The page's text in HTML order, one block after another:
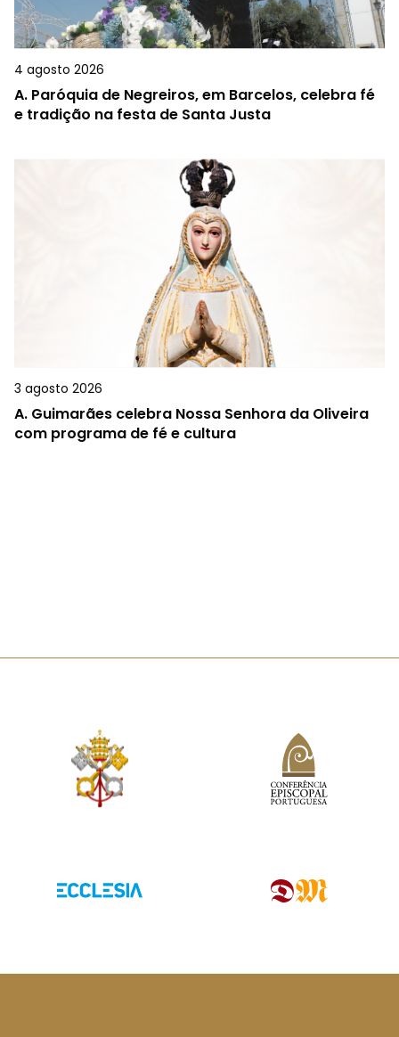
4 agosto 2026
A. Paróquia de Negreiros, em Barcelos, celebra fé
e tradição na festa de Santa Justa
3 agosto 2026
A. Guimarães celebra Nossa Senhora da Oliveira
com programa de fé e cultura